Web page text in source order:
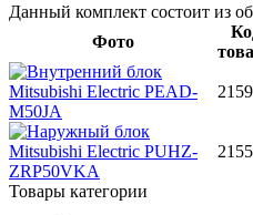
Данный комплект состоит из
Фото
Товары категории